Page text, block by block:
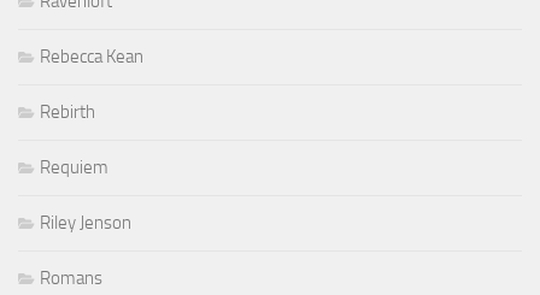
Rebecca Kean
Rebirth
Requiem
Riley Jenson
Romans